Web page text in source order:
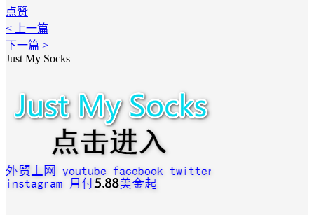
点赞
< 上一篇
下一篇 >
Just My Socks